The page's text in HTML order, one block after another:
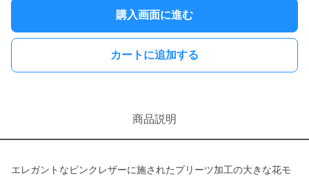
購入画面に進む
カートに追加する
商品説明
エレガントなピンクレザーに施されたプリーツ加工の大きな花モ